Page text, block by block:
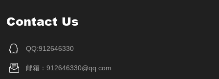
Contact Us
QQ:912646330
邮箱：912646330@qq.com